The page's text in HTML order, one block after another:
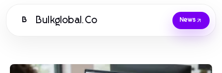
B Bulkglobal.Co News